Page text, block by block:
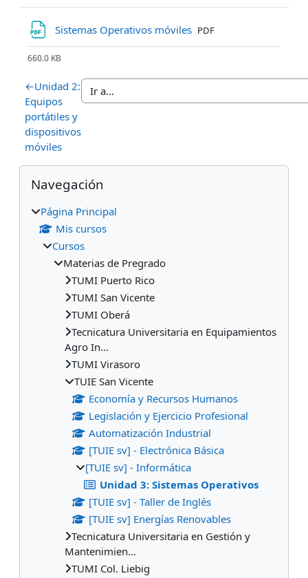
Sistemas Operativos móviles Archivo
PDF
660.0 KB
←Unidad 2:
Equipos
portátiles y
dispositivos
móviles
Bloques
Salta Navegación
Navegación
Página Principal
Mis cursos
Cursos
Materias de Pregrado
TUMI Puerto Rico
TUMI San Vicente
TUMI Oberá
Tecnicatura Universitaria en Equipamientos
Agro In...
TUMI Virasoro
TUIE San Vicente
Economía y Recursos Humanos
Legislación y Ejercicio Profesional
Automatización Industrial
[TUIE sv] - Electrónica Básica
[TUIE sv] - Informática
Unidad 3: Sistemas Operativos
[TUIE sv] - Taller de Inglés
[TUIE sv] Energías Renovables
Tecnicatura Universitaria en Gestión y
Mantenimien...
TUMI Col. Liebig